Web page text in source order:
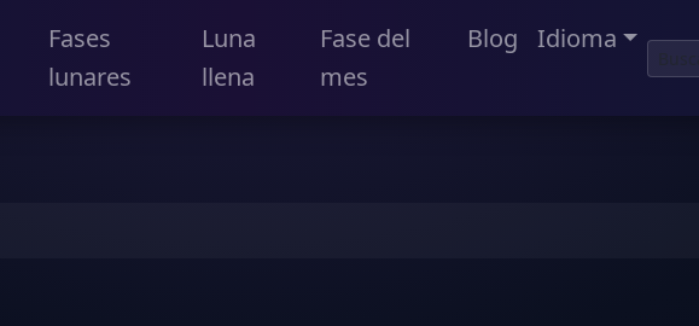
Fases
lunares
Luna
llena
Fase del
mes
Blog Idioma